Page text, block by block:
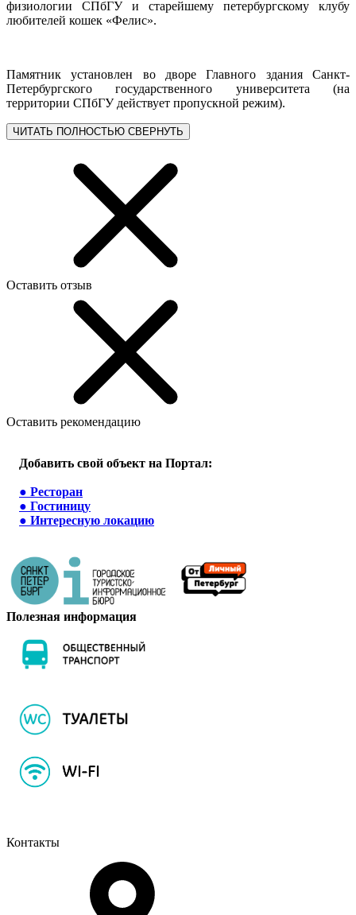
физиологии СПбГУ и старейшему петербургскому клубу
любителей кошек «Фелис».
Памятник установлен во дворе Главного здания Санкт-
Петербургского государственного университета (на
территории СПбГУ действует пропускной режим).
ЧИТАТЬ ПОЛНОСТЬЮ СВЕРНУТЬ
Оставить отзыв
Оставить рекомендацию
Добавить свой объект на Портал:
● Ресторан
● Гостиницу
● Интересную локацию
Полезная информация
Контакты